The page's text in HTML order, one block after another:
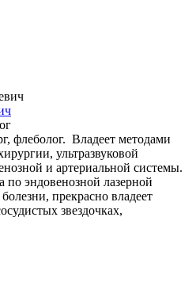
флеболог. Владеет методами
ультразвуковой
и артериальной системы.
эндовенозной лазерной
прекрасно владеет
звездочках,